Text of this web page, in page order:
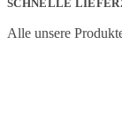
SCHNELLE
Alle unsere